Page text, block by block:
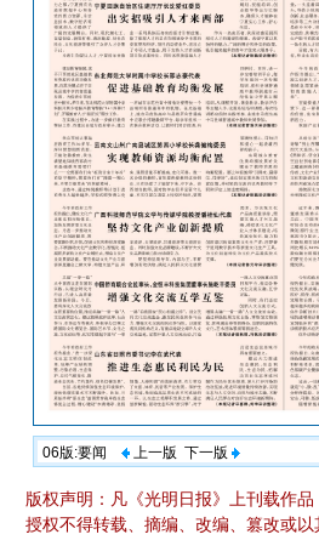
06版:要闻 上一版 下一版
版权声明：凡《光明日报》上刊载作
授权不得转载、摘编、改编、篡改或